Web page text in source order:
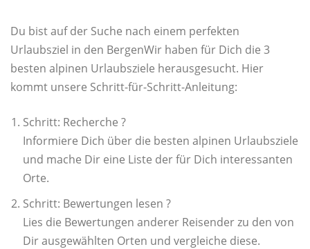
Du bist auf der Suche nach einem perfekten
Urlaubsziel in den BergenWir haben für Dich die 3
besten alpinen Urlaubsziele herausgesucht. Hier
kommt unsere Schritt-für-Schritt-Anleitung:
Schritt: Recherche ?
Informiere Dich über die besten alpinen Urlaubsziele
und mache Dir eine Liste der für Dich interessanten
Orte.
Schritt: Bewertungen lesen ?
Lies die Bewertungen anderer Reisender zu den von
Dir ausgewählten Orten und vergleiche diese.